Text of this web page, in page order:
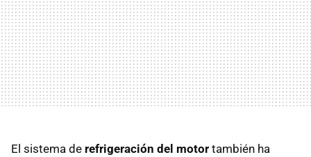
El sistema de refrigeración del motor también ha